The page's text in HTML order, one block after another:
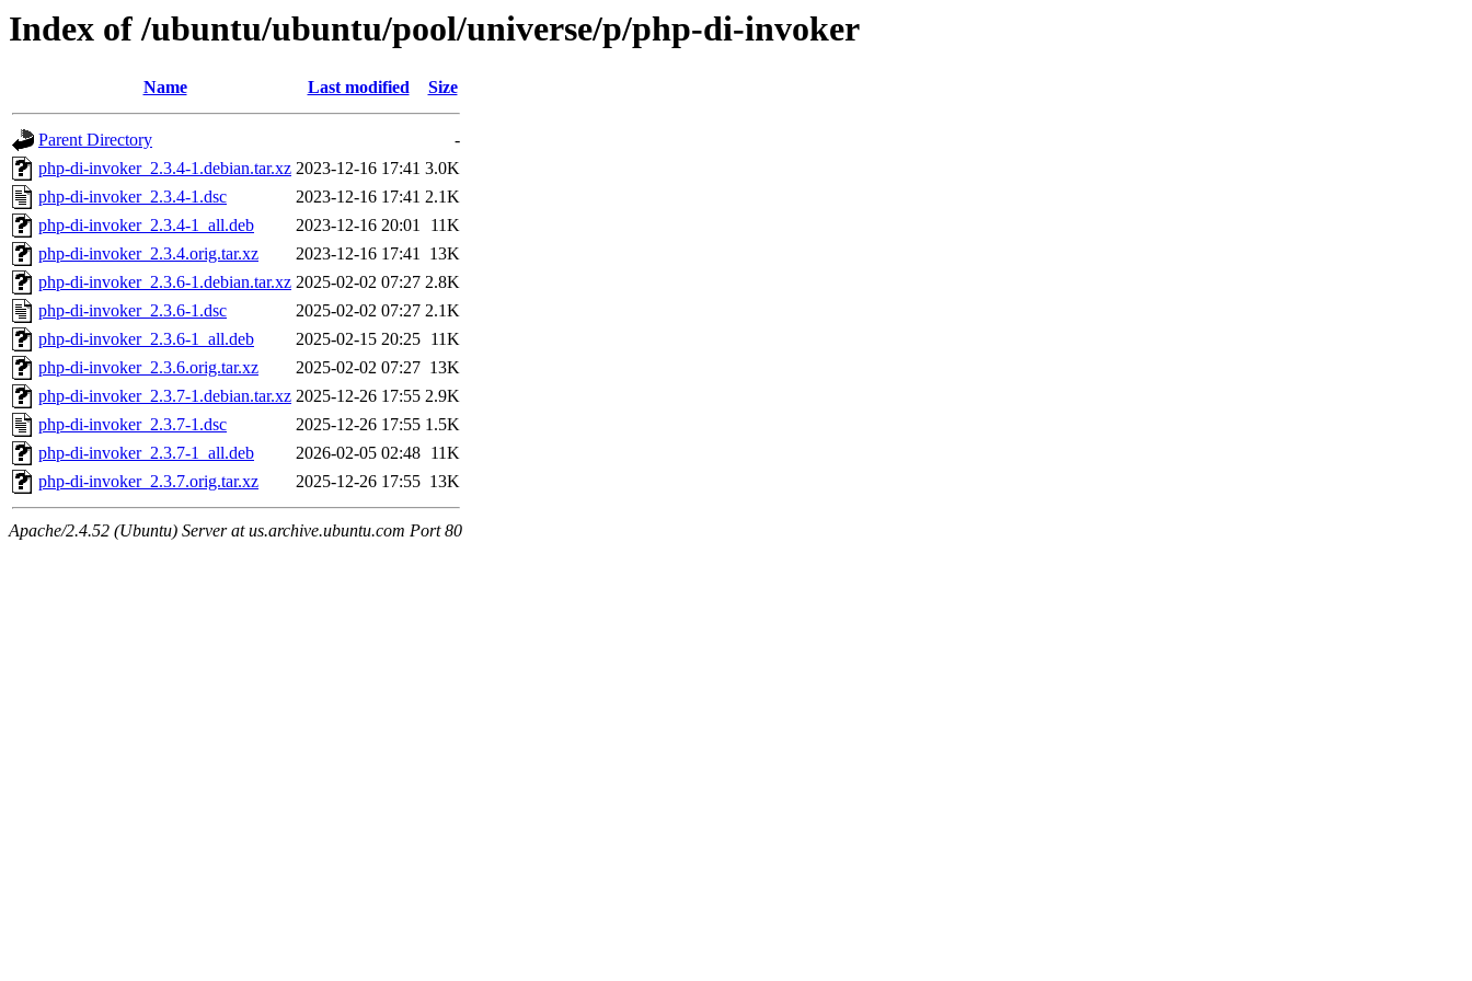
Index of /ubuntu/ubuntu/pool/universe/p/php-di-invoker
Name Last modified Size
Parent Directory
-
php-di-invoker_2.3.4-1.debian.tar.xz 2023-12-16 17:41 3.0K
php-di-invoker_2.3.4-1.dsc
2023-12-16 17:41 2.1K
php-di-invoker_2.3.4-1_all.deb
2023-12-16 20:01
11K
php-di-invoker_2.3.4.orig.tar.xz
2023-12-16 17:41 13K
php-di-invoker_2.3.6-1.debian.tar.xz 2025-02-02 07:27 2.8K
php-di-invoker_2.3.6-1.dsc
2025-02-02 07:27 2.1K
php-di-invoker_2.3.6-1_all.deb
2025-02-15 20:25 11K
php-di-invoker_2.3.6.orig.tar.xz
2025-02-02 07:27 13K
php-di-invoker_2.3.7-1.debian.tar.xz 2025-12-26 17:55 2.9K
php-di-invoker_2.3.7-1.dsc
2025-12-26 17:55 1.5K
php-di-invoker_2.3.7-1_all.deb
2026-02-05 02:48 11K
php-di-invoker_2.3.7.orig.tar.xz
2025-12-26 17:55 13K
Apache/2.4.52 (Ubuntu) Server at us.archive.ubuntu.com Port 80